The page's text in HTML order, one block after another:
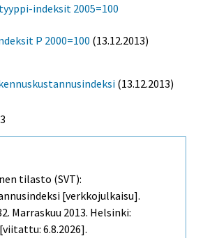
indeksit 2005=100
P 2000=100 (13.12.2013)
(13.12.2013)
tilasto (SVT):
[verkkojulkaisu].
Marraskuu 2013. Helsinki:
6.8.2026].